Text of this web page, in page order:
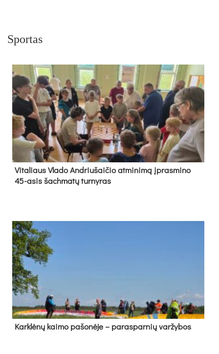
Sportas
Vi­ta­liaus Vla­do And­riu­šai­čio at­mi­ni­mą įpras­mi­no
45-asis šach­ma­tų tur­ny­ras
Kark­lė­nų kai­mo pa­šo­nė­je – pa­ras­par­nių var­žy­bos